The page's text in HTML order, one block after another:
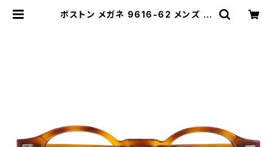
ボストン メガネ 9616-62 メンズ レ